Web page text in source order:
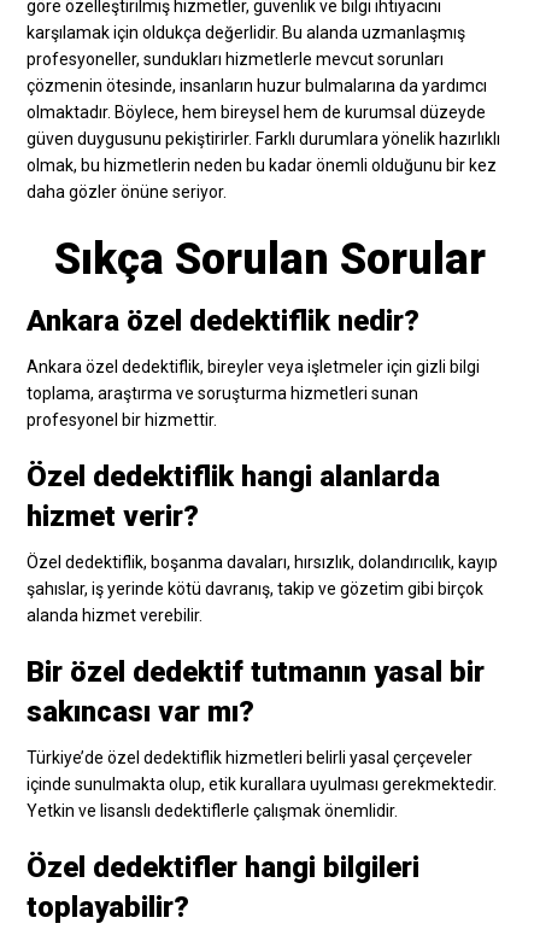
göre özelleştirilmiş hizmetler, güvenlik ve bilgi ihtiyacını
karşılamak için oldukça değerlidir. Bu alanda uzmanlaşmış
profesyoneller, sundukları hizmetlerle mevcut sorunları
çözmenin ötesinde, insanların huzur bulmalarına da yardımcı
olmaktadır. Böylece, hem bireysel hem de kurumsal düzeyde
güven duygusunu pekiştirirler. Farklı durumlara yönelik hazırlıklı
olmak, bu hizmetlerin neden bu kadar önemli olduğunu bir kez
daha gözler önüne seriyor.
Sıkça Sorulan Sorular
Ankara özel dedektiflik nedir?
Ankara özel dedektiflik, bireyler veya işletmeler için gizli bilgi
toplama, araştırma ve soruşturma hizmetleri sunan
profesyonel bir hizmettir.
Özel dedektiflik hangi alanlarda
hizmet verir?
Özel dedektiflik, boşanma davaları, hırsızlık, dolandırıcılık, kayıp
şahıslar, iş yerinde kötü davranış, takip ve gözetim gibi birçok
alanda hizmet verebilir.
Bir özel dedektif tutmanın yasal bir
sakıncası var mı?
Türkiye’de özel dedektiflik hizmetleri belirli yasal çerçeveler
içinde sunulmakta olup, etik kurallara uyulması gerekmektedir.
Yetkin ve lisanslı dedektiflerle çalışmak önemlidir.
Özel dedektifler hangi bilgileri
toplayabilir?